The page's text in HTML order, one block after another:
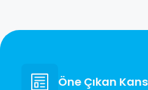
Öne Çıkan